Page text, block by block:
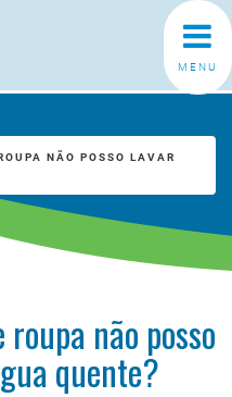
MENU
não posso
quente?
NÃO POSSO LAVAR